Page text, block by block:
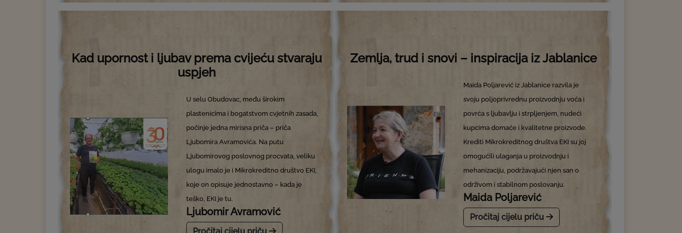
Kad upornost i ljubav prema cvijeću stvaraju
uspjeh
U selu Obudovac, među širokim
plastenicima i bogatstvom cvjetnih zasada,
počinje jedna mirisna priča – priča
Ljubomira Avramovića. Na putu
Ljubomirovog poslovnog procvata, veliku
ulogu imalo je i Mikrokreditno društvo EKI,
koje on opisuje jednostavno – kada je
teško, EKI je tu.
Ljubomir Avramović
Zemlja, trud i snovi – inspiracija iz Jablanice
Maida Poljarević iz Jablanice razvila je
svoju poljoprivrednu proizvodnju voća i
povrća s ljubavlju i strpljenjem, nudeći
kupcima domaće i kvalitetne proizvode.
Krediti Mikrokreditnog društva EKI su joj
omogućili ulaganja u proizvodnju i
mehanizaciju, podržavajući njen san o
održivom i stabilnom poslovanju.
Maida Poljarević
Pročitaj cijelu priču